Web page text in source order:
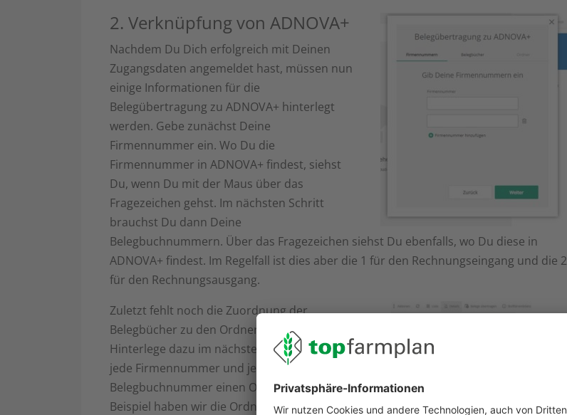
2. Verknüpfung von ADNOVA+
Nachdem Du Dich erfolgreich mit Deinen
Zugangsdaten angemeldet hast, müssen nun
einige Informationen für die
Belegübertragung zu ADNOVA+ hinterlegt
werden. Gebe zunächst Deine
Firmennummer ein. Wo Du die
Firmennummer in ADNOVA+ findest, siehst
Du, wenn Du mit der Maus über das
Fragezeichen gehst. Im nächsten Schritt
brauchst Du dann Deine
Belegbuchnummern. Über das Fragezeichen siehst Du ebenfalls, wo Du diese in
ADNOVA+ findest. Im Regelfall ist dies aber die 1 für den Rechnungseingang und die 2
für den Rechnungsausgang.
Zuletzt fehlt noch die Zuordnung der
Belegbücher zu den Ordnern in top farmplan.
Hinterlege dazu im nächsten Schritt einfach für
jede Firmennummer und jede
Belegbuchnummer einen Ordner. In unserem
Beispiel haben wir die Ordner